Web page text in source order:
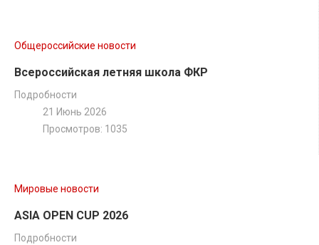
Общероссийские новости
Всероссийская летняя школа ФКР
Подробности
21 Июнь 2026
Просмотров: 1035
Мировые новости
ASIA OPEN CUP 2026
Подробности